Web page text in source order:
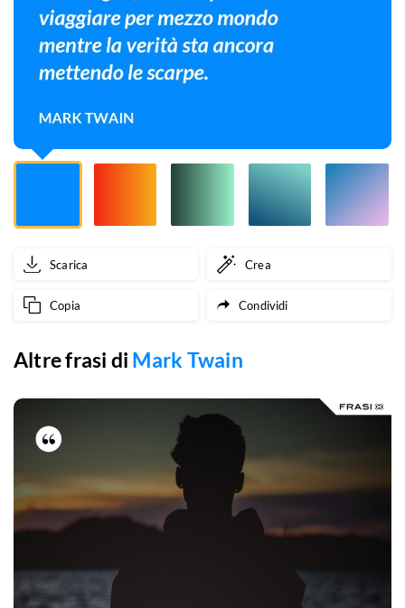
viaggiare
per
mezzo
mondo
mentre
verità
sta
ancora
le
scarpe.
Scarica Crea
Copia Condividi
Altre frasi di Mark Twain